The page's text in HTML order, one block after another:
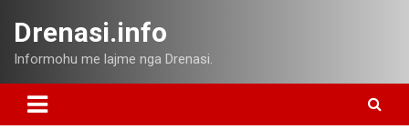
content
Drenasi.info
Informohu me lajme nga Drenasi.